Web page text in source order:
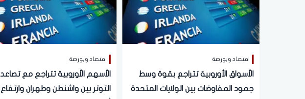
اقتصاد وبورصة
الأسواق الأوروبية تتراجع بقوة وسط
جمود المفاوضات بين الولايات المتحدة
اقتصاد وبورصة
الأسهم الأوروبية تتراجع مع تصاعد
التوتر بين واشنطن وطهران وارتفاع